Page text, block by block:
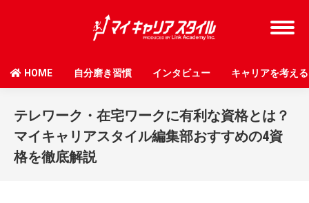
HOME 自分磨き習慣 インタビュー キャリアを考える
テレワーク・在宅ワークに有利な資格とは？
マイキャリアスタイル編集部おすすめの4資
格を徹底解説